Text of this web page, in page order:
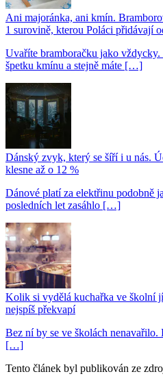
Ani majoránka, ani kmín.
1 surovině, kterou Poláci přidávají
Uvaříte bramboračku jako
špetku kmínu a stejně máte […]
Dánský zvyk, který se šíří i u nás.
klesne až o 12 %
Dánové platí za elektřinu podobně
posledních let zasáhlo […]
Kolik si vydělá kuchařka ve školní
nejspíš překvapí
Bez ní by se ve školách
[…]
Tento článek byl publikován ze